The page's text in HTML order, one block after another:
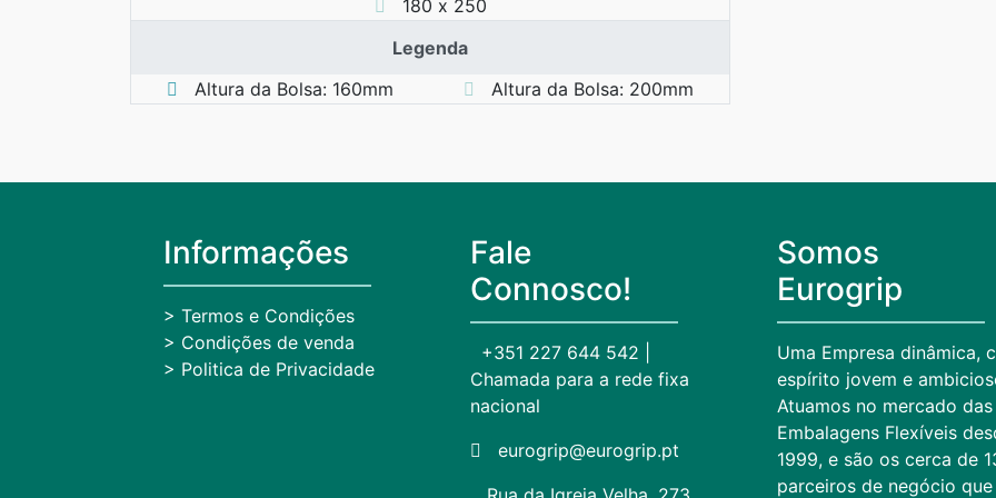
180 x 250
Legenda
Altura da Bolsa: 160mm
Altura da Bolsa: 200mm
Informações
> Termos e Condições
> Condições de venda
> Politica de Privacidade
Fale
Connosco!
+351 227 644 542 |
Chamada para a rede fixa
nacional
eurogrip@eurogrip.pt
Somos
Eurogrip
Uma Empresa dinâmica,
espírito jovem e
Atuamos no mercado das
Embalagens Flexíveis
1999, e são os cerca de
parceiros de negócio que